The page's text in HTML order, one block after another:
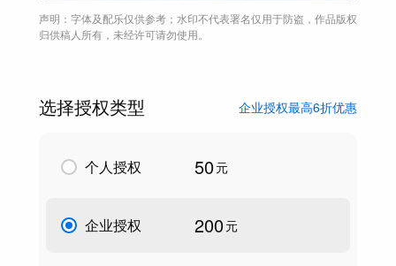
声明：字体及配乐仅供参考；水印不代表署名仅用于防盗，作品版权
归供稿人所有，未经许可请勿使用。
选择授权类型 企业授权最高6折优惠
个人授权 50元
企业授权 200 元